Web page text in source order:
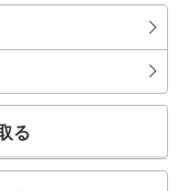
る